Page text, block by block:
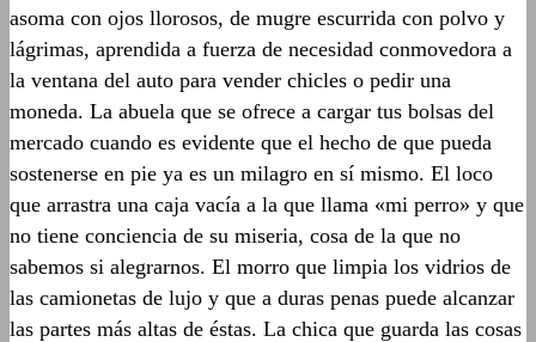
asoma con ojos llorosos, de mugre escurrida con polvo y
lágrimas, aprendida a fuerza de necesidad conmovedora a
la ventana del auto para vender chicles o pedir una
moneda. La abuela que se ofrece a cargar tus bolsas del
mercado cuando es evidente que el hecho de que pueda
sostenerse en pie ya es un milagro en sí mismo. El loco
que arrastra una caja vacía a la que llama «mi perro» y que
no tiene conciencia de su miseria, cosa de la que no
sabemos si alegrarnos. El morro que limpia los vidrios de
las camionetas de lujo y que a duras penas puede alcanzar
las partes más altas de éstas. La chica que guarda las cosas